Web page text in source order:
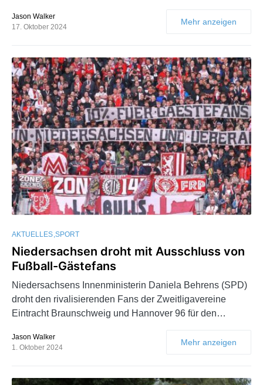
Jason Walker
17. Oktober 2024
Mehr anzeigen
AKTUELLES SPORT
Niedersachsen droht mit Ausschluss von
Fußball-Gästefans
Niedersachsens Innenministerin Daniela Behrens (SPD)
droht den rivalisierenden Fans der Zweitligavereine
Eintracht Braunschweig und Hannover 96 für den…
Jason Walker
1. Oktober 2024
Mehr anzeigen